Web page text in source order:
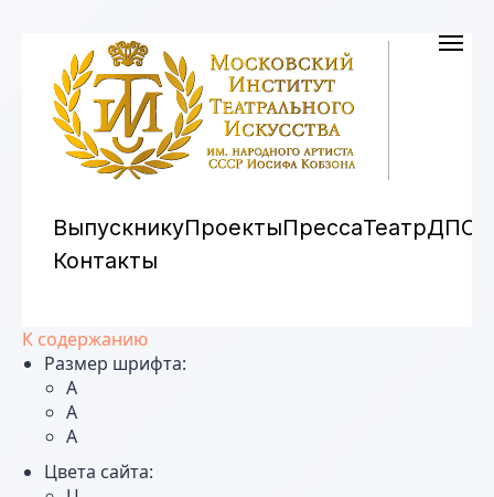
ВыпускникуПроекты ПрессаТеатрДПО
К содержанию
Размер шрифта:
A
A
A
Цвета сайта: